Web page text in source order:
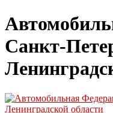
Санкт-